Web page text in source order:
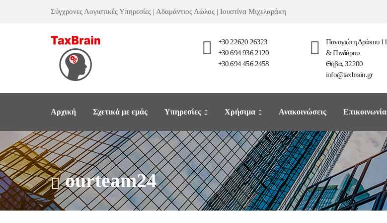
Σύγχρονες Λογιστικές Υπηρεσίες | Αδαμάντιος Λώλος | Ιουστίνα Μιχελαράκη
+30 22620 26323
+30 694 936 2120
+30 694 456 2458
Παναγιώτη Δράκου 11
& Πινδάρου
Θήβα, 32200
info@taxbrain.gr
Αρχική Σχετικά με εμάς Υπηρεσίες Χρήσιμα Ανακοινώσεις Επικοινωνία
ourteam24